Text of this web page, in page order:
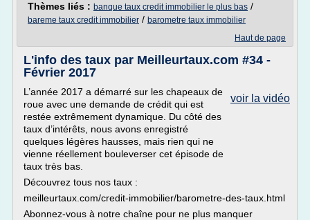
Thèmes liés : banque taux credit immobilier le plus bas /
bareme taux credit immobilier / barometre taux immobilier
Haut de page
L'info des taux par Meilleurtaux.com #34 -
Février 2017
voir la vidéo
L’année 2017 a démarré sur les chapeaux de
roue avec une demande de crédit qui est
restée extrêmement dynamique. Du côté des
taux d’intérêts, nous avons enregistré
quelques légères hausses, mais rien qui ne
vienne réellement bouleverser cet épisode de
taux très bas.
Découvrez tous nos taux :
meilleurtaux.com/credit-immobilier/barometre-des-taux.html
Abonnez-vous à notre chaîne pour ne plus manquer